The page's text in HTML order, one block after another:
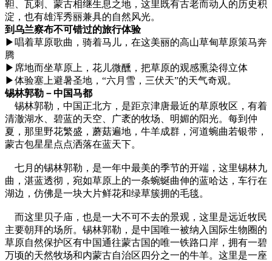
靼、瓦刺、蒙古相继生息之地，这里既有古老而动人的历史积
淀，也有雄浑秀丽兼具的自然风光。
到乌兰察布不可错过的旅行体验
▶唱着草原歌曲，骑着马儿，在这美丽的高山草甸草原策马奔
腾
▶席地而坐草原上，花儿微醺，把草原的观感熏染得立体
▶体验塞上避暑圣地，“六月雪，三伏天”的天气奇观。
锡林郭勒－中国马都
锡林郭勒，中国正北方，是距京津唐最近的草原牧区，有着
清澈湖水、碧蓝的天空、广袤的牧场、明媚的阳光。每到仲
夏，那里野花繁盛，蘑菇遍地，牛羊成群，河道蜿曲若银带，
蒙古包星星点点洒落在蓝天下。
七月的锡林郭勒，是一年中最美的季节的开端，这里锡林九
曲，湛蓝透彻，宛如草原上的一条蜿蜒曲伸的蓝哈达，车行在
湖边，仿佛是一块大片鲜花和绿草簇拥的毛毯。
而这里贝子庙，也是一大不可不去的景观，这里是远近牧民
主要朝拜的场所。锡林郭勒，是中国唯一被纳入国际生物圈的
草原自然保护区有中国通往蒙古国的唯一铁路口岸，拥有一碧
万顷的天然牧场和内蒙古自治区四分之一的牛羊。这里是一座